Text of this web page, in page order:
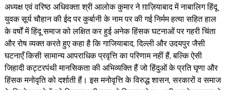
अध्यक्ष एवं वरिष्ठ अधिवक्ता श्री आलोक कुमार ने ग़ाज़ियाबाद में नाबालिग हिंदू
युवक सूर्य चौहान की ईद पर कुर्बानी के नाम पर की गई निर्मम हत्या सहित हाल
के वर्षों में हिंदू समाज को लक्षित कर हुई अनेक हिंसक घटनाओं पर गहरी चिंता
और रोष व्यक्त करते हुए कहा है कि गाजियाबाद, दिल्ली और उदयपुर जैसी
घटनाएँ किसी सामान्य आपराधिक प्रवृत्ति का परिणाम नहीं हैं, बल्कि ऐसी
जिहादी कट्टरपंथी मानसिकता की अभिव्यक्ति हैं जो हिंदुओं के प्रति घृणा और
हिंसक मनोवृति को दर्शाती हैं। इस मनोवृत्ति के विरुद्ध शासन, सरकारों व समाज